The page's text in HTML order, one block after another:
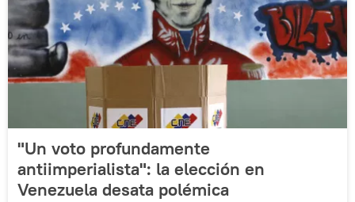
"Un voto profundamente
antiimperialista": la elección en
Venezuela desata polémica